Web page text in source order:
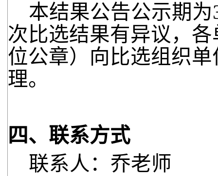
本结果公告公示期为
次比选结果有异议，
位公章）向比选组织
理。
四、联系方式
联系人：乔老师